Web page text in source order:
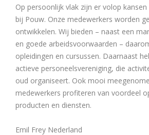
Op persoonlijk vlak zijn er volop
bij Pouw. Onze medewerkers worden
ontwikkelen. Wij bieden – naast een
en goede arbeidsvoorwaarden –
opleidingen en cursussen. Daarnaast
actieve personeelsvereniging, die
oud organiseert. Ook mooi
medewerkers profiteren van voordeel
producten en diensten.
Emil Frey Nederland